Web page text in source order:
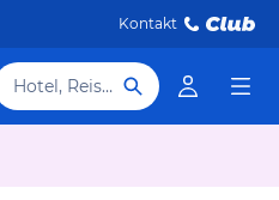
Kontakt
Hotel, Reiseziel